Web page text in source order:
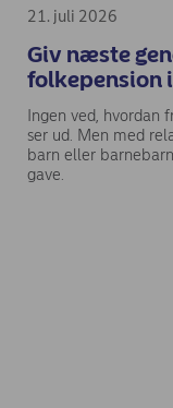
21. juli 2026
Giv næste
folkepension
Ingen ved, hvordan
ser ud. Men med
barn eller
gave.